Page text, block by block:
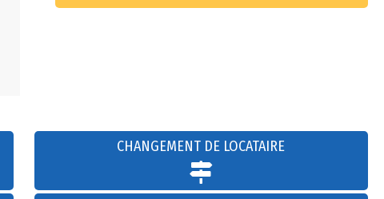
CHANGEMENT DE LOCATAIRE